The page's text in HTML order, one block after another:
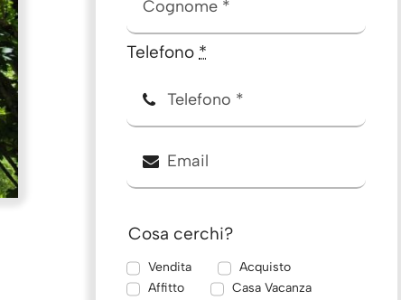
Telefono *
Cosa cerchi?
Vendita
Acquisto
Affitto
Casa Vacanza